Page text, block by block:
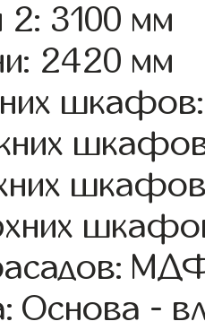
2: 3100 мм
2420 мм
Основа -